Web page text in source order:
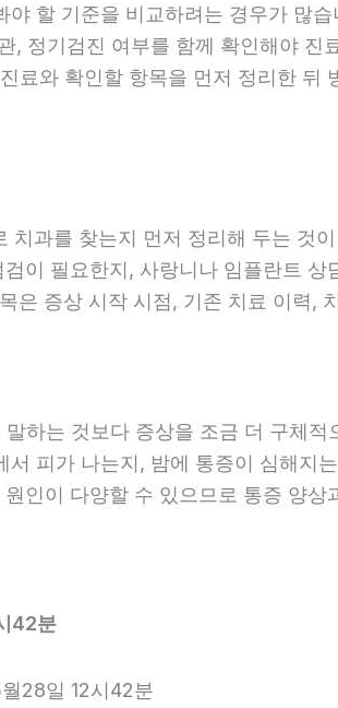
할 기준을 비교하려는 경우가 많
, 정기검진 여부를 함께 확인해야
료와 확인할 항목을 먼저 정리한 뒤
치과를 찾는지 먼저 정리해 두는
이 필요한지, 사랑니나 임플란트
은 증상 시작 시점, 기존 치료 이력,
하는 것보다 증상을 조금 더 구체
피가 나는지, 밤에 통증이 심해
인이 다양할 수 있으므로 통증 양
42분
28일 12시42분